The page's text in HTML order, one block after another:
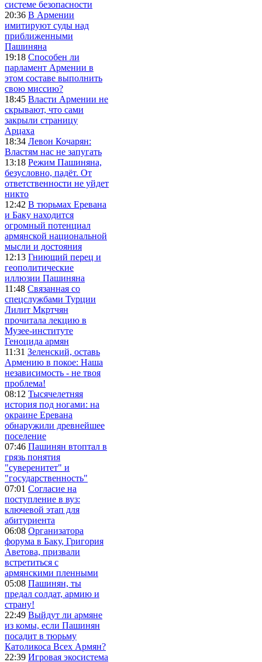
системе безопасности
20:36 В Армении
имитируют суды над
приближенными
Пашиняна
19:18 Способен ли
парламент Армении в
этом составе выполнить
свою миссию?
18:45 Власти Армении не
скрывают, что сами
закрыли страницу
Арцаха
18:34 Левон Кочарян:
Властям нас не запугать
13:18 Режим Пашиняна,
безусловно, падёт. От
ответственности не уйдет
никто
12:42 В тюрьмах Еревана
и Баку находится
огромный потенциал
армянской национальной
мысли и достояния
12:13 Гниющий перец и
геополитические
иллюзии Пашиняна
11:48 Связанная со
спецслужбами Турции
Лилит Мкртчян
прочитала лекцию в
Музее-институте
Геноцида армян
11:31 Зеленский, оставь
Армению в покое: Наша
независимость - не твоя
проблема!
08:12 Тысячелетняя
история под ногами: на
окраине Еревана
обнаружили древнейшее
поселение
07:46 Пашинян втоптал в
грязь понятия
"суверенитет" и
"государственность"
07:01 Согласие на
поступление в вуз:
ключевой этап для
абитуриента
06:08 Организатора
форума в Баку, Григория
Аветова, призвали
встретиться с
армянскими пленными
05:08 Пашинян, ты
предал солдат, армию и
страну!
22:49 Выйдут ли армяне
из комы, если Пашинян
посадит в тюрьму
Католикоса Всех Армян?
22:39 Игровая экосистема